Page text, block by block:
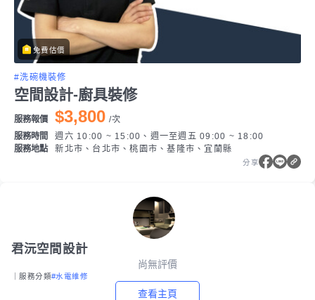
免費估價
#洗碗機裝修
空間設計-廚具裝修
服務報價 $3,800 /次
服務時間
週六 10:00 ~ 15:00、週一至週五 09:00 ~ 18:00
服務地點
新北市、台北市、桃園市、基隆市、宜蘭縣
分享
君沅空間設計
尚無評價
｜服務分類#水電維修
查看主頁